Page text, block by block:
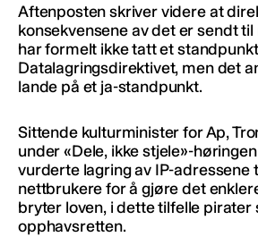
Aftenposten skriver videre at
konsekvensene av det er sendt til
har formelt ikke tatt et
Datalagringsdirektivet, men det
lande på et ja-standpunkt.
Sittende kulturminister for Ap,
under «Dele, ikke stjele»-
vurderte lagring av IP-adressene
nettbrukere for å gjøre det
bryter loven, i dette tilfelle pirater
opphavsretten.